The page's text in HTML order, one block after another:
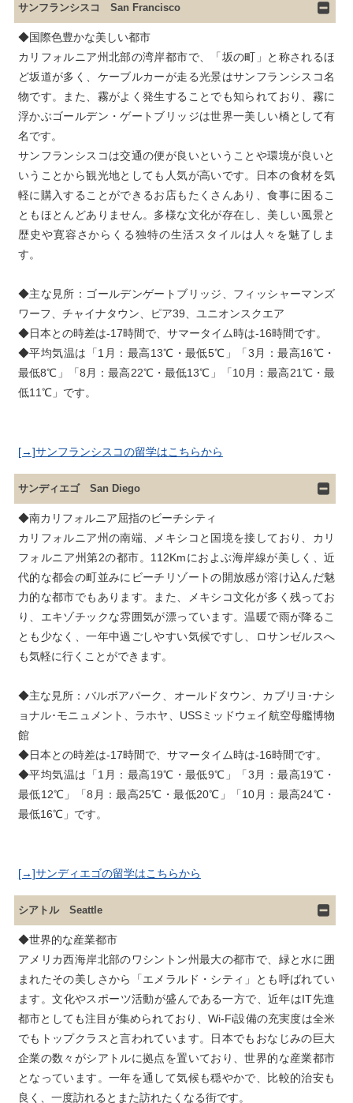
サンフランシスコ San Francisco
◆国際色豊かな美しい都市
カリフォルニア州北部の湾岸都市で、「坂の町」と称されるほ
ど坂道が多く、ケーブルカーが走る光景はサンフランシスコ名
物です。また、霧がよく発生することでも知られており、霧に
浮かぶゴールデン・ゲートブリッジは世界一美しい橋として有
名です。
サンフランシスコは交通の便が良いということや環境が良いと
いうことから観光地としても人気が高いです。日本の食材を気
軽に購入することができるお店もたくさんあり、食事に困るこ
ともほとんどありません。多様な文化が存在し、美しい風景と
歴史や寛容さからくる独特の生活スタイルは人々を魅了しま
す。
◆主な見所：ゴールデンゲートブリッジ、フィッシャーマンズ
ワーフ、チャイナタウン、ピア39、ユニオンスクエア
◆日本との時差は-17時間で、サマータイム時は-16時間です。
◆平均気温は「1月：最高13℃・最低5℃」「3月：最高16℃・
最低8℃」「8月：最高22℃・最低13℃」「10月：最高21℃・最
[→]サンフランシスコの留学はこちらから
サンディエゴ San Diego
◆南カリフォルニア屈指のビーチシティ
カリフォルニア州の南端、メキシコと国境を接しており、カリ
フォルニア州第2の都市。112Kmにおよぶ海岸線が美しく、近
代的な都会の町並みにビーチリゾートの開放感が溶け込んだ魅
力的な都市でもあります。また、メキシコ文化が多く残ってお
り、エキゾチックな雰囲気が漂っています。温暖で雨が降るこ
とも少なく、一年中過ごしやすい気候ですし、ロサンゼルスへ
も気軽に行くことができます。
◆主な見所：バルボアパーク、オールドタウン、カブリヨ･ナシ
ョナル･モニュメント、ラホヤ、USSミッドウェイ航空母艦博物
館
◆日本との時差は-17時間で、サマータイム時は-16時間です。
◆平均気温は「1月：最高19℃・最低9℃」「3月：最高19℃・
最低12℃」「8月：最高25℃・最低20℃」「10月：最高24℃・
[→]サンディエゴの留学はこちらから
シアトル Seattle
◆世界的な産業都市
アメリカ西海岸北部のワシントン州最大の都市で、緑と水に囲
まれたその美しさから「エメラルド・シティ」とも呼ばれてい
ます。文化やスポーツ活動が盛んである一方で、近年はIT先進
都市としても注目が集められており、Wi-Fi設備の充実度は全米
でもトップクラスと言われています。日本でもおなじみの巨大
企業の数々がシアトルに拠点を置いており、世界的な産業都市
となっています。一年を通して気候も穏やかで、比較的治安も
良く、一度訪れるとまた訪れたくなる街です。